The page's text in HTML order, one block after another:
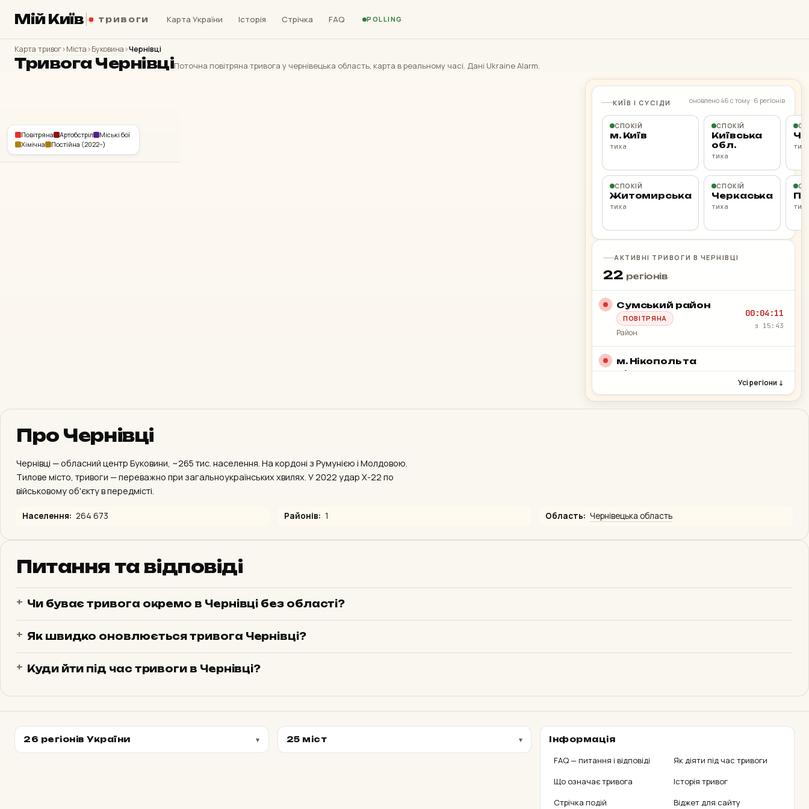
Мій Київ тривоги Карта України Історія Стрічка FAQ POLLING
Карта тривог›Міста›Буковина›Чернівці
Тривога ЧернівціПоточна повітряна тривога у чернівецька область, карта в реальному часі. Дані Ukraine Alarm.
Крим
Севастополь
Повітряна Артобстріл
Міські бої
Хімічна
Постійна (2022–)
КИЇВ І СУСІДИ оновлено 46 с тому · 6 регіонів
СПОКІЙ
м. Київ
тиха
СПОКІЙ
Київська
обл.
тиха
СПОКІЙ
Житомирська
тиха
СПОКІЙ
Черкаська
тиха
АКТИВНІ ТРИВОГИ В ЧЕРНІВЦІ
22 регіонів
Сумський район
ПОВІТРЯНА
Район
00:04:11
з 15:43
м. Нікополь та
Нікопольська
громада
ПОВІТРЯНА
00:06:03
з 15:41
Чугуївський район
ПОВІТРЯНА
Район
з 14:46
02:05:19
з 13:42
Марганецька
громада
Усі регіони ↓
Про Чернівці
Чернівці — обласний центр Буковини, ~265 тис. населення. На кордоні з Румунією і Молдовою.
Тилове місто, тривоги — переважно при загальноукраїнських хвилях. У 2022 удар Х-22 по
військовому об'єкту в передмісті.
Населення: 264 673 Районів: 1 Область: Чернівецька область
Питання та відповіді
Чи буває тривога окремо в Чернівці без області?
Як швидко оновлюється тривога Чернівці?
Куди йти під час тривоги в Чернівці?
26 регіонів України 25 міст Інформація
FAQ — питання і відповіді
Як діяти під час тривоги
Що означає тривога
Історія тривог
Стрічка подій
Віджет для сайту